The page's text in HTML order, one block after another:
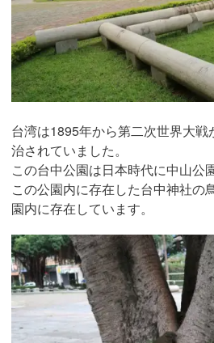
台湾は1895年から第二次世界大
治されていました。
この台中公園は日本時代に中山公
この公園内に存在した台中神社の
園内に存在しています。